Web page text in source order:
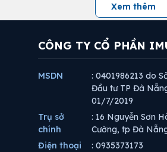
Xem thêm
CÔNG TY CỔ PHẦN
MSDN
: 0401986213 do
Đầu tư TP Đà
01/7/2019
Trụ sở
chính
: 16 Nguyễn Sơn
Cường, tp Đà
Điện thoại
: 0935373173